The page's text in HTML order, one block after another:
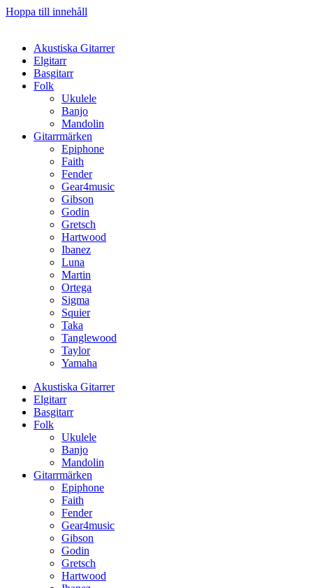
Hoppa till innehåll
Akustiska Gitarrer
Elgitarr
Basgitarr
Folk
Ukulele
Banjo
Mandolin
Gitarrmärken
Epiphone
Faith
Fender
Gear4music
Gibson
Godin
Gretsch
Hartwood
Ibanez
Luna
Martin
Ortega
Sigma
Squier
Taka
Tanglewood
Taylor
Yamaha
Akustiska Gitarrer
Elgitarr
Basgitarr
Folk
Ukulele
Banjo
Mandolin
Gitarrmärken
Epiphone
Faith
Fender
Gear4music
Gibson
Godin
Gretsch
Hartwood